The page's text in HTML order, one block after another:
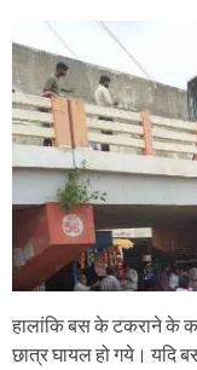
हालांकि बस के टकराने के
छात्र घायल हो गये। यदि